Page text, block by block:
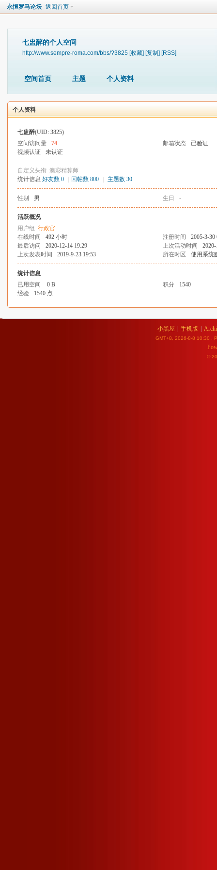
永恒罗马论坛 返回首页
七盅醉的个人空间
http://www.sempre-roma.com/bbs/?3825 [收藏] [复制] [RSS]
空间首页 主题 个人资料
个人资料
七盅醉(UID: 3825)
空间访问量
74 邮箱状态
已验证
视频认证
未认证
自定义头衔 澳彩精算师
统计信息 好友数 0 回帖数 800 主题数 30
性别 男 生日 -
活跃概况
用户组 行政官
在线时间
492 小时 注册时间
2005-3-30
最后访问
2020-12-14 19:29 上次活动时间
上次发表时间
2019-9-23 19:53 所在时区 使用系统
统计信息
已用空间
0 B 积分
1540
经验
1540 点
小黑屋 手机版
GMT+8, 2026-8-8 10:30 ,
©